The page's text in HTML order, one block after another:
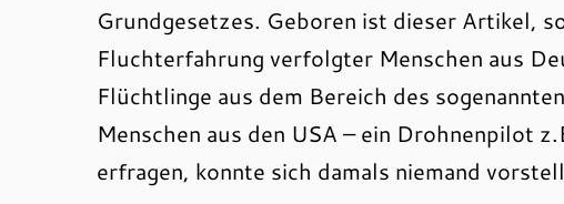
Grundgesetzes. Geboren ist dieser Artikel,
Fluchterfahrung verfolgter Menschen aus
Flüchtlinge aus dem Bereich des
Menschen aus den USA – ein Drohnenpilot
erfragen, konnte sich damals niemand